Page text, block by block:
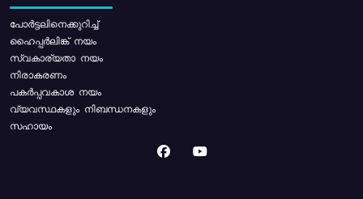
പോര്‍ട്ടലിനെക്കുറിച്ച്
ഹൈപ്പർലിങ്ക് നയം
സ്വകാര്യതാ നയം
നിരാകരണം
പകർപ്പവകാശ നയം
വ്യവസ്ഥകളും നിബന്ധനകളും
സഹായം